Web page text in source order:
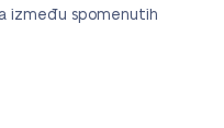
između spomenutih